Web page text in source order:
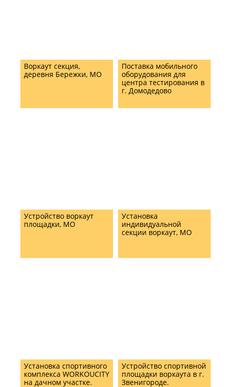
Воркаут секция,
деревня Бережки, МО
Поставка мобильного
оборудования для
центра тестирования в
г. Домодедово
Устройство воркаут
площадки, МО
Установка
индивидуальной
секции воркаут, МО
Установка спортивного
комплекса WORKOUCITY
на дачном участке.
Устройство спортивной
площадки воркаута в г.
Звенигороде.